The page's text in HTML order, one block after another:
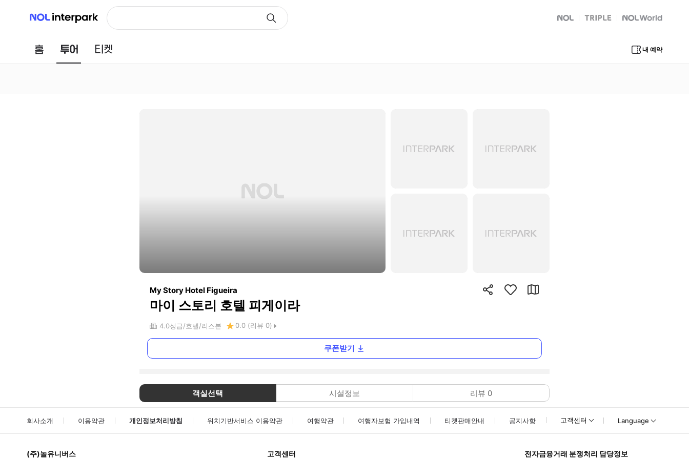
NOL 인터파크
NOL
트리플 Global Interpark
홈 투어 내 예약
My Story Hotel Figueira
마이 스토리 호텔 피게이라
4.0성급 호텔 리스본 0.0 (리뷰 0)
쿠폰받기
객실선택 시설정보 리뷰 0
회사소개 이용약관 개인정보처리방침 위치기반서비스 이용약관 여행약관 여행자보험 가입내역 티켓판매안내 공지사항 고객센터 Language
(주)놀유니버스 고객센터 전자금융거래 분쟁처리 담당정보